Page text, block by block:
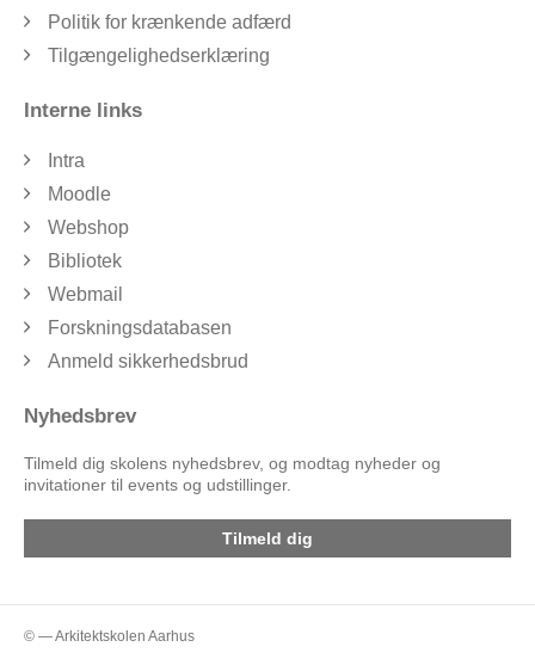
Politik for krænkende adfærd
Tilgængelighedserklæring
Interne links
Intra
Moodle
Webshop
Bibliotek
Webmail
Forskningsdatabasen
Anmeld sikkerhedsbrud
Nyhedsbrev
Tilmeld dig skolens nyhedsbrev, og modtag nyheder og
invitationer til events og udstillinger.
Tilmeld dig
© — Arkitektskolen Aarhus